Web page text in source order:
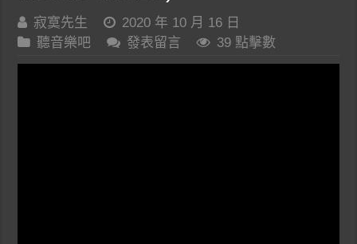
寂寞先生
2020 年 10 月 16 日
聽音樂吧
發表留言 39 點擊數